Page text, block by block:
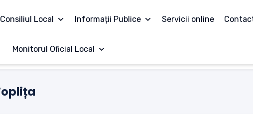
Consiliul Local Informații Publice Servicii online
Monitorul Oficial Local